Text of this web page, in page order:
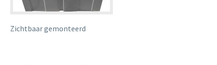
Zichtbaar gemonteerd